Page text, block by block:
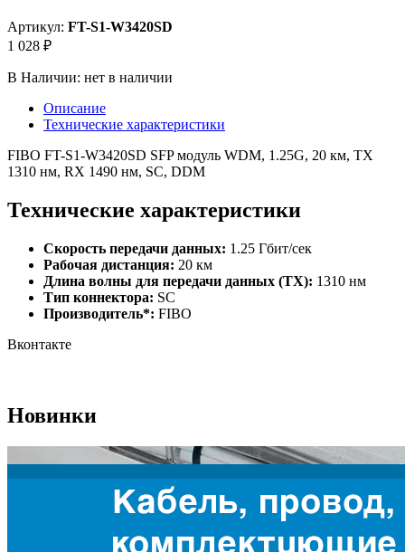
Артикул: FT-S1-W3420SD
1 028 ₽
В Наличии: нет в наличии
Описание
Технические характеристики
FIBO FT-S1-W3420SD SFP модуль WDM, 1.25G, 20 км, TX
1310 нм, RX 1490 нм, SC, DDM
Технические характеристики
Скорость передачи данных: 1.25 Гбит/сек
Рабочая дистанция: 20 км
Длина волны для передачи данных (TX): 1310 нм
Тип коннектора: SC
Производитель*: FIBO
Вконтакте
Новинки